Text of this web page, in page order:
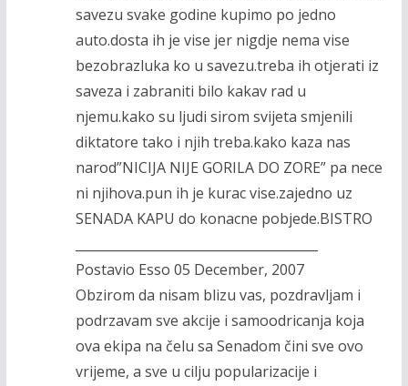
savezu svake godine kupimo po jedno
auto.dosta ih je vise jer nigdje nema vise
bezobrazluka ko u savezu.treba ih otjerati iz
saveza i zabraniti bilo kakav rad u
njemu.kako su ljudi sirom svijeta smjenili
diktatore tako i njih treba.kako kaza nas
narod”NICIJA NIJE GORILA DO ZORE” pa nece
ni njihova.pun ih je kurac vise.zajedno uz
SENADA KAPU do konacne pobjede.BISTRO
Postavio Esso 05 December, 2007
Obzirom da nisam blizu vas, pozdravljam i
podrzavam sve akcije i samoodricanja koja
ova ekipa na čelu sa Senadom čini sve ovo
vrijeme, a sve u cilju popularizacije i